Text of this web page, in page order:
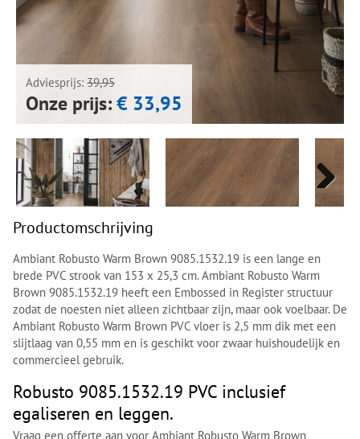
Adviesprijs: 39,95
Onze prijs:€ 33,95
Next
Next
Productomschrijving
Ambiant Robusto Warm Brown 9085.1532.19 is een lange en
brede PVC strook van 153 x 25,3 cm. Ambiant Robusto Warm
Brown 9085.1532.19 heeft een Embossed in Register structuur
zodat de noesten niet alleen zichtbaar zijn, maar ook voelbaar. De
Ambiant Robusto Warm Brown PVC vloer is 2,5 mm dik met een
slijtlaag van 0,55 mm en is geschikt voor zwaar huishoudelijk en
commercieel gebruik.
Robusto 9085.1532.19 PVC inclusief
egaliseren en leggen.
Vraag een offerte aan voor Ambiant Robusto Warm Brown